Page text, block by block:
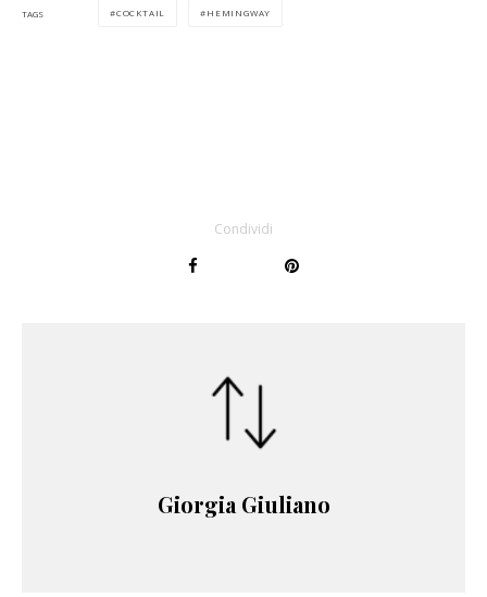
TAGS COCKTAIL HEMINGWAY
Condividi
Giorgia Giuliano